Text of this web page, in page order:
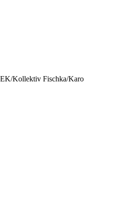
Kollektiv Fischka/Karo